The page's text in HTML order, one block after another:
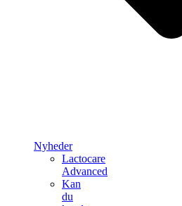
Nyheder
Lactocare
Advanced
Kan
du